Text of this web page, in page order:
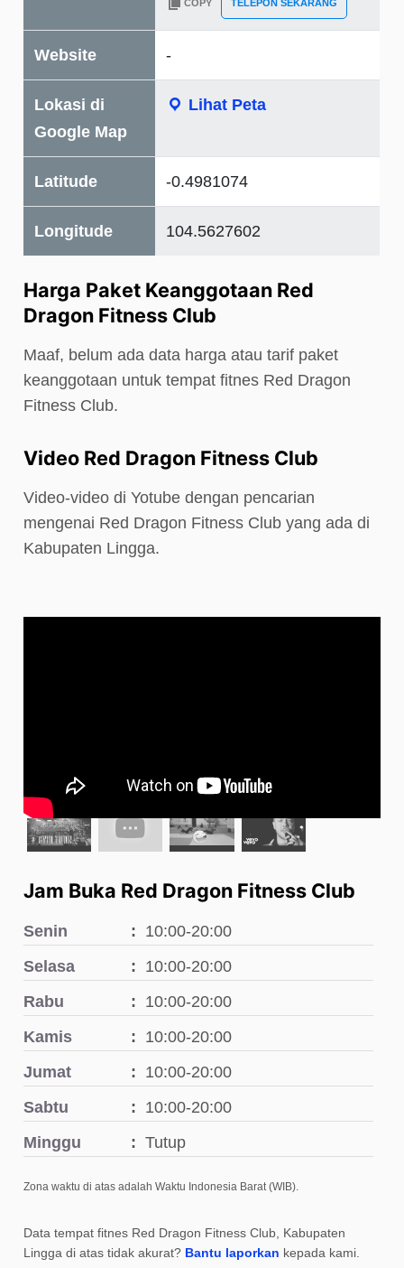
COPY TELEPON SEKARANG
Website -
Lokasi di
Google Map
Lihat Peta
Latitude -0.4981074
Longitude 104.5627602
Harga Paket Keanggotaan Red
Dragon Fitness Club
Maaf, belum ada data harga atau tarif paket
keanggotaan untuk tempat fitnes Red Dragon
Fitness Club.
Video Red Dragon Fitness Club
Video-video di Yotube dengan pencarian
mengenai Red Dragon Fitness Club yang ada di
Kabupaten Lingga.
Jam Buka Red Dragon Fitness Club
Senin
10:00-20:00
Selasa
10:00-20:00
Rabu
10:00-20:00
Kamis
10:00-20:00
Jumat
10:00-20:00
Sabtu
10:00-20:00
Minggu
Tutup
Zona waktu di atas adalah Waktu Indonesia Barat (WIB).
Data tempat fitnes Red Dragon Fitness Club, Kabupaten
Lingga di atas tidak akurat? Bantu laporkan kepada kami.